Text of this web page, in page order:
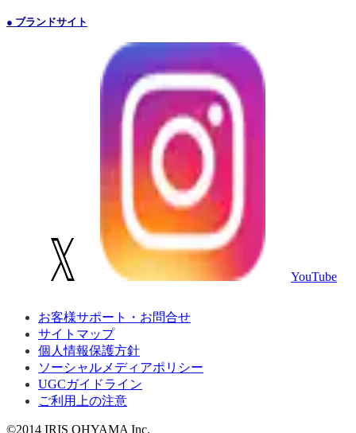
● ブランドサイト
YouTube
お客様サポート・お問合せ
サイトマップ
個人情報保護方針
ソーシャルメディアポリシー
UGCガイドライン
ご利用上の注意
©2014 IRIS OHYAMA Inc.